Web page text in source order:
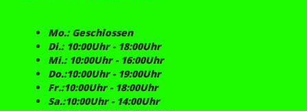
Mo.: Geschlossen
Di.: 10:00Uhr - 18:00Uhr
Mi.: 10:00Uhr - 16:00Uhr
Do.:10:00Uhr - 19:00Uhr
Fr.:10:00Uhr - 18:00Uhr
Sa.:10:00Uhr - 14:00Uhr